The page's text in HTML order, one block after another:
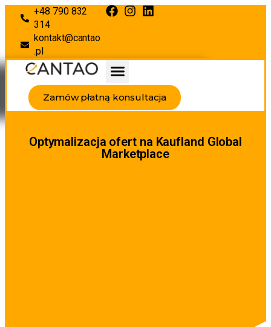
+48 790 832
314
kontakt@cantao
.pl
Zamów płatną konsultacja
Optymalizacja ofert na Kaufland Global
Marketplace